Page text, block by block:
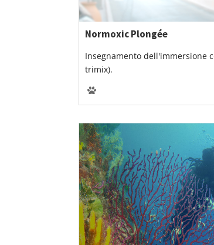
Normoxic Plongée
Insegnamento dell'immersione
trimix).